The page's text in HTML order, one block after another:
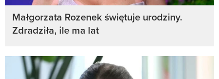
Małgorzata Rozenek świętuje urodziny.
Zdradziła, ile ma lat